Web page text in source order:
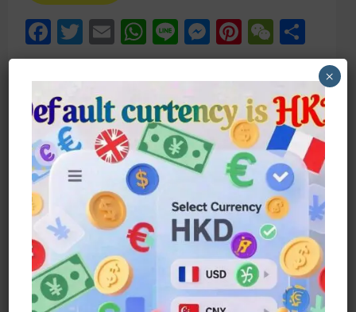
Facebook
Twitter
EmailWhatsApp
LineMessenger
描述
額外資訊
【中式韻味·媽媽的首選】
一套優雅，三代傳承
讓媽媽的美，從穿上這套中式花花棉麻上
衣開始
【3色綻放·經典選擇】
靜謐藍：如江南煙雨般溫潤雅緻
喜慶紅：襯得氣色紅潤，福氣滿滿
典雅紫：沉澱歲月的優雅，低調奢華
×